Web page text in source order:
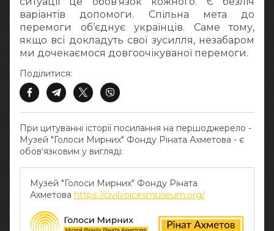
варіантів допомоги. Спільна мета до
перемоги об’єднує українців. Саме тому,
якщо всі докладуть свої зусилля, незабаром
ми дочекаємося довгоочікуваної перемоги.
При цитуванні історії посилання на першоджерело -
Музей "Голоси Мирних" Фонду Ріната Ахметова - є
обов‘язковим у вигляді:
Музей "Голоси Мирних" Фонду Ріната
Ахметова https://civilvoicesmuseum.org/
Поділитися: